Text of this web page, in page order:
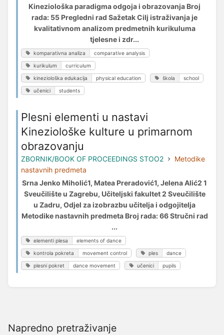
Napredno pretraživanje
Kineziološka paradigma odgoja i obrazovanja Broj
rada: 55 Pregledni rad Sažetak Cilj istraživanja je
kvalitativnom analizom predmetnih kurikuluma
tjelesne i zdr...
komparativna analiza comparative analysis
kurikulum curriculum
kineziološka edukacija physical education škola school
učenici students
Plesni elementi u nastavi
Kineziološke kulture u primarnom
obrazovanju
ZBORNIK/BOOK OF PROCEEDINGS STOO2
Metodike
nastavnih predmeta
Srna Jenko Miholić1, Matea Preradović1, Jelena Alić2 1
Sveučilište u Zagrebu, Učiteljski fakultet 2 Sveučilište
u Zadru, Odjel za izobrazbu učitelja i odgojitelja
Metodike nastavnih predmeta Broj rada: 66 Stručni rad
...
elementi plesa elements of dance
kontrola pokreta movement control ples dance
plesni pokret dance movement učenici pupils